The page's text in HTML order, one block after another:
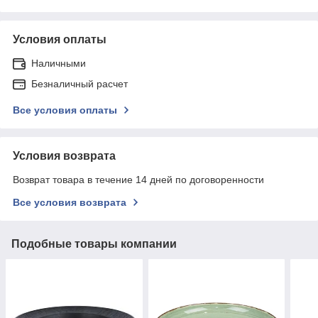
Условия оплаты
Наличными
Безналичный расчет
Все условия оплаты
Условия возврата
Возврат товара в течение 14 дней по договоренности
Все условия возврата
Подобные товары компании